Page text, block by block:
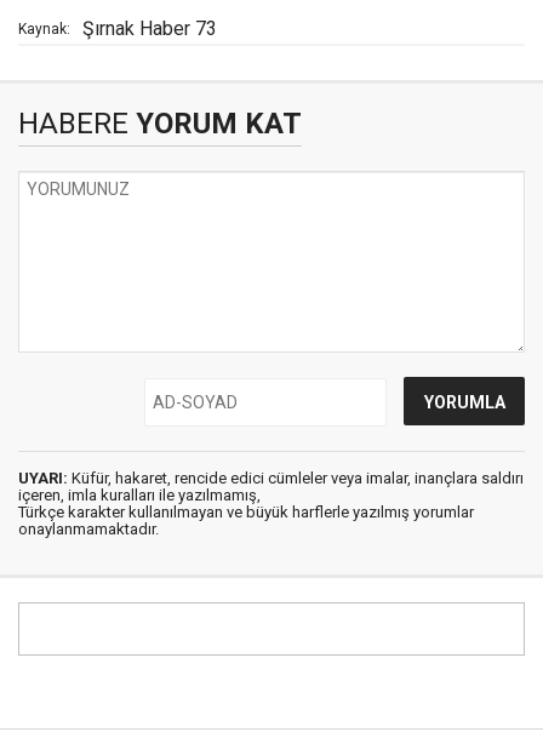
Kaynak: Şırnak Haber 73
HABERE YORUM KAT
UYARI: Küfür, hakaret, rencide edici cümleler veya imalar, inançlara saldırı
içeren, imla kuralları ile yazılmamış,
Türkçe karakter kullanılmayan ve büyük harflerle yazılmış yorumlar
onaylanmamaktadır.